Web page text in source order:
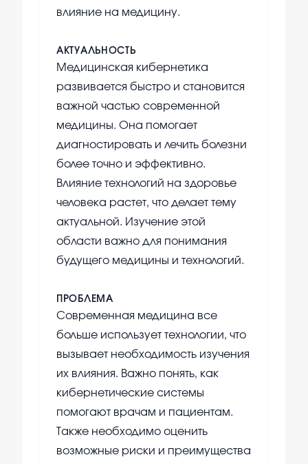
влияние на медицину.
АКТУАЛЬНОСТЬ
Медицинская кибернетика
развивается быстро и становится
важной частью современной
медицины. Она помогает
диагностировать и лечить болезни
более точно и эффективно.
Влияние технологий на здоровье
человека растет, что делает тему
актуальной. Изучение этой
области важно для понимания
будущего медицины и технологий.
ПРОБЛЕМА
Современная медицина все
больше использует технологии, что
вызывает необходимость изучения
их влияния. Важно понять, как
кибернетические системы
помогают врачам и пациентам.
Также необходимо оценить
возможные риски и преимущества